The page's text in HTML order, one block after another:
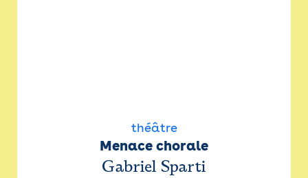
théâtre
Menace chorale
Gabriel Sparti